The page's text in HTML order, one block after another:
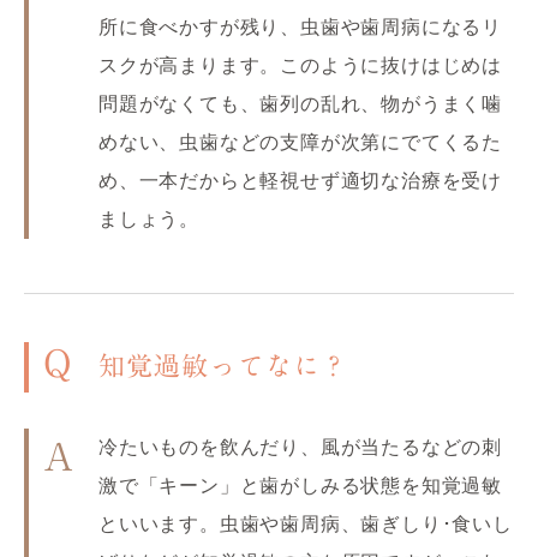
所に食べかすが残り、虫歯や歯周病になるリ
スクが高まります。このように抜けはじめは
問題がなくても、歯列の乱れ、物がうまく噛
めない、虫歯などの支障が次第にでてくるた
め、一本だからと軽視せず適切な治療を受け
ましょう。
Q 知覚過敏ってなに？
A
冷たいものを飲んだり、風が当たるなどの刺
激で「キーン」と歯がしみる状態を知覚過敏
といいます。虫歯や歯周病、歯ぎしり･食いし